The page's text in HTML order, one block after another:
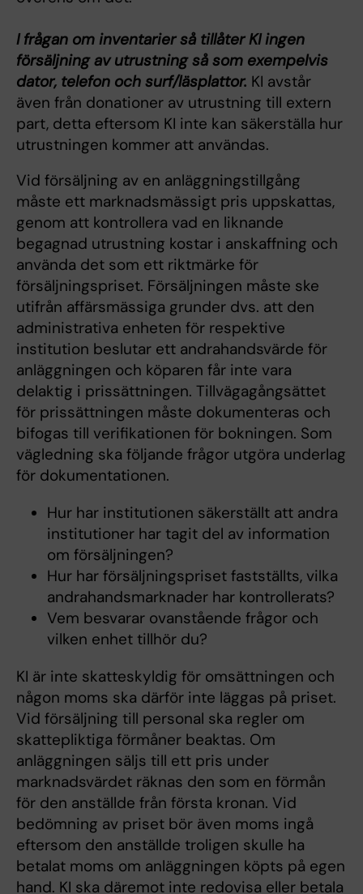
I frågan om inventarier så tillåter KI ingen
försäljning av utrustning så som exempelvis
dator, telefon och surf/läsplattor. KI avstår
även från donationer av utrustning till extern
part, detta eftersom KI inte kan säkerställa hur
utrustningen kommer att användas.
Vid försäljning av en anläggningstillgång
måste ett marknadsmässigt pris uppskattas,
genom att kontrollera vad en liknande
begagnad utrustning kostar i anskaffning och
använda det som ett riktmärke för
försäljningspriset. Försäljningen måste ske
utifrån affärsmässiga grunder dvs. att den
administrativa enheten för respektive
institution beslutar ett andrahandsvärde för
anläggningen och köparen får inte vara
delaktig i prissättningen. Tillvägagångsättet
för prissättningen måste dokumenteras och
bifogas till verifikationen för bokningen. Som
vägledning ska följande frågor utgöra underlag
för dokumentationen.
Hur har institutionen säkerställt att andra
institutioner har tagit del av information
om försäljningen?
Hur har försäljningspriset fastställts, vilka
andrahandsmarknader har kontrollerats?
Vem besvarar ovanstående frågor och
vilken enhet tillhör du?
KI är inte skatteskyldig för omsättningen och
någon moms ska därför inte läggas på priset.
Vid försäljning till personal ska regler om
skattepliktiga förmåner beaktas. Om
anläggningen säljs till ett pris under
marknadsvärdet räknas den som en för­mån
för den anställde från första kronan. Vid
bedömning av priset bör även moms ingå
eftersom den anställde troligen skulle ha
betalat moms om anläggningen köpts på egen
hand. KI ska däremot inte redovisa eller betala